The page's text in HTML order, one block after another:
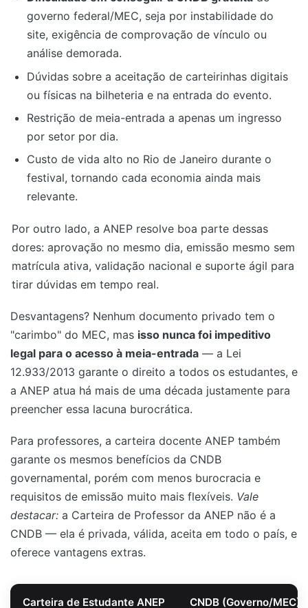
governo federal/MEC, seja por instabilidade do
site, exigência de comprovação de vínculo ou
análise demorada.
Dúvidas sobre a aceitação de carteirinhas digitais
ou físicas na bilheteria e na entrada do evento.
Restrição de meia-entrada a apenas um ingresso
por setor por dia.
Custo de vida alto no Rio de Janeiro durante o
festival, tornando cada economia ainda mais
relevante.
Por outro lado, a ANEP resolve boa parte dessas
dores: aprovação no mesmo dia, emissão mesmo sem
matrícula ativa, validação nacional e suporte ágil para
tirar dúvidas em tempo real.
Desvantagens? Nenhum documento privado tem o
"carimbo" do MEC, mas isso nunca foi impeditivo
legal para o acesso à meia-entrada — a Lei
12.933/2013 garante o direito a todos os estudantes, e
a ANEP atua há mais de uma década justamente para
preencher essa lacuna burocrática.
Para professores, a carteira docente ANEP também
garante os mesmos benefícios da CNDB
governamental, porém com menos burocracia e
requisitos de emissão muito mais flexíveis. Vale
destacar: a Carteira de Professor da ANEP não é a
CNDB — ela é privada, válida, aceita em todo o país, e
oferece vantagens extras.
Carteira de Estudante ANEP CNDB (Governo/MEC)